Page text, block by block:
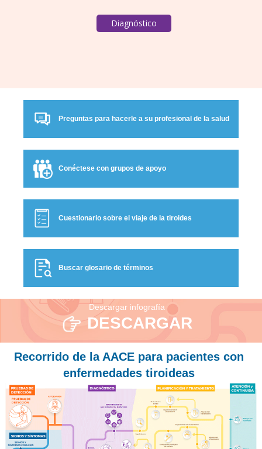
Preguntas para hacerle a su profesional de la salud
Conéctese con grupos de apoyo
Cuestionario sobre el viaje de la tiroides
Buscar glosario de términos
Descargar infografía
DESCARGAR
Recorrido de la AACE para pacientes con
enfermedades tiroideas